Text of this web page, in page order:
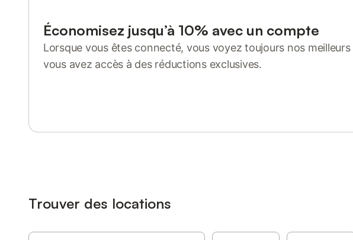
Économisez jusqu’à 10% avec un compte
Lorsque vous êtes connecté, vous voyez toujours nos
vous avez accès à des réductions exclusives.
Trouver des locations